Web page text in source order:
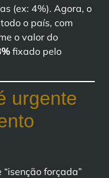
(ex: 4%). Agora, o
o país, com
o valor do
fixado pelo
urgente
forçada”